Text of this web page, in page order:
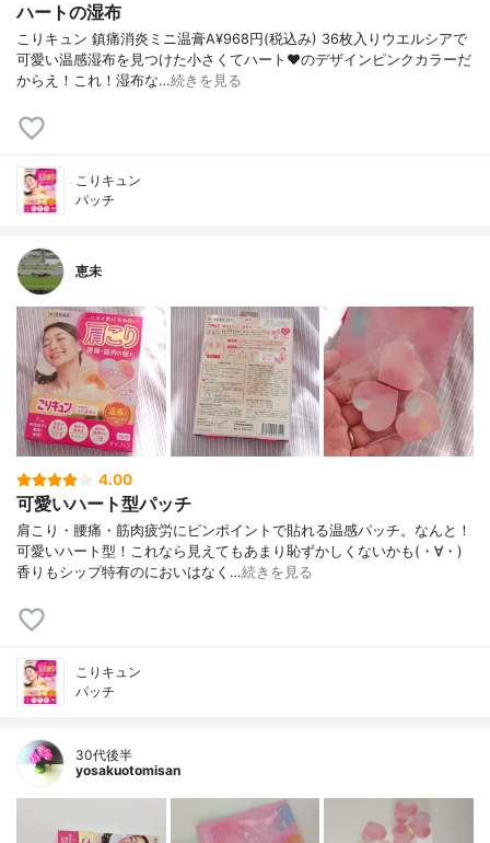
ハートの湿布
こりキュン 鎮痛消炎ミニ温膏A¥968円(税込み) 36枚入りウエルシアで
可愛い温感湿布を見つけた小さくてハート♥️のデザインピンクカラーだ
からえ！これ！湿布な…続きを見る
こりキュン
パッチ
恵未
4.00
可愛いハート型パッチ
肩こり・腰痛・筋肉疲労にピンポイントで貼れる温感パッチ。なんと！
可愛いハート型！これなら見えてもあまり恥ずかしくないかも(・∀・)
香りもシップ特有のにおいはなく…続きを見る
こりキュン
パッチ
30代後半
yosakuotomisan